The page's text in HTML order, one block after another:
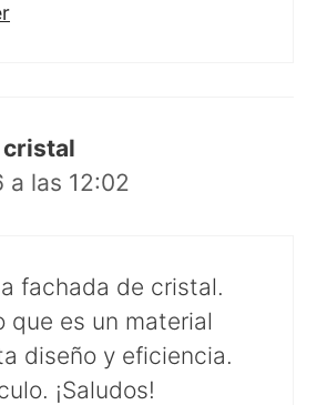
a las 12:02
fachada de cristal.
que es un material
diseño y eficiencia.
¡Saludos!